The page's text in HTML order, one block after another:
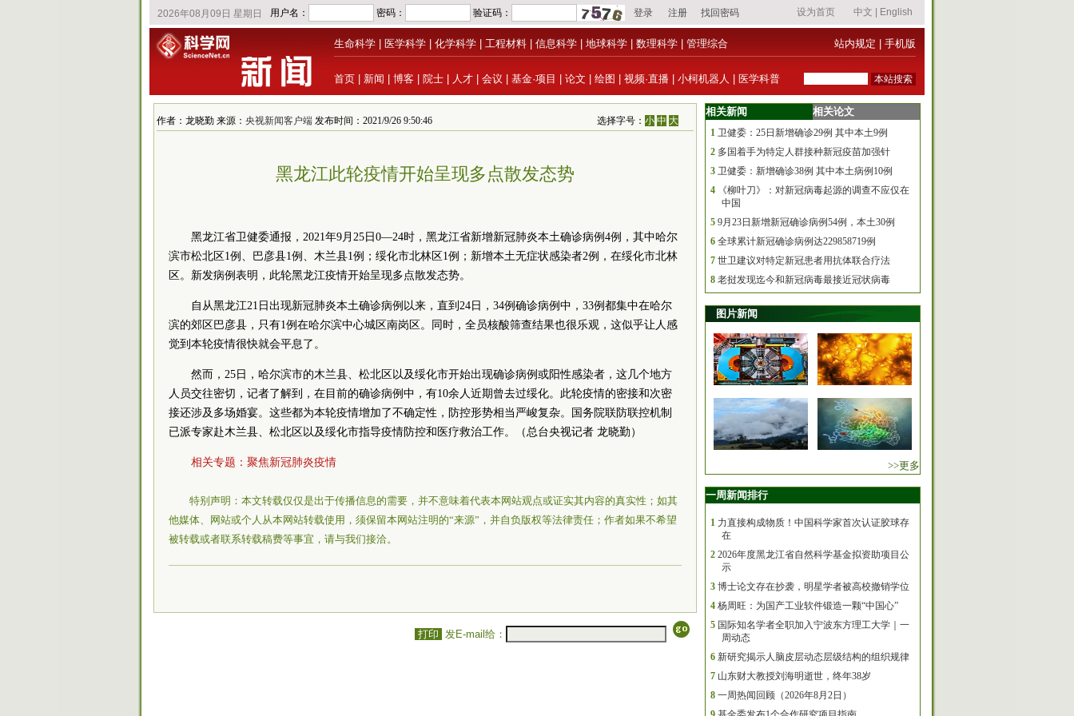
生命科学 医学科学 化学科学 工程材料 信息科学 地球科学 数理科学 管理综合 站内规定 手机版
首页 新闻 博客 院士 人才 会议 基金·项目 论文 绘图 视频·直播 小柯机器人 医学科普
作者：龙晓勤 来源： 央视新闻客户端 发布时间：2021/9/26 9:50:46 选择字号：小 中 大
黑龙江此轮疫情开始呈现多点散发态势
黑龙江省卫健委通报，2021年9月25日0—24时，黑龙江省新增新冠肺炎本土确诊病例4例，其中哈尔
滨市松北区1例、巴彦县1例、木兰县1例；绥化市北林区1例；新增本土无症状感染者2例，在绥化市北林
区。新发病例表明，此轮黑龙江疫情开始呈现多点散发态势。
自从黑龙江21日出现新冠肺炎本土确诊病例以来，直到24日，34例确诊病例中，33例都集中在哈尔
滨的郊区巴彦县，只有1例在哈尔滨中心城区南岗区。同时，全员核酸筛查结果也很乐观，这似乎让人感
觉到本轮疫情很快就会平息了。
然而，25日，哈尔滨市的木兰县、松北区以及绥化市开始出现确诊病例或阳性感染者，这几个地方
人员交往密切，记者了解到，在目前的确诊病例中，有10余人近期曾去过绥化。此轮疫情的密接和次密
接还涉及多场婚宴。这些都为本轮疫情增加了不确定性，防控形势相当严峻复杂。
国务院联防联控机制
已派专家赴木兰县、松北区以及绥化市指导疫情防控和医疗救治工作。（总台央视记者 龙晓勤）
相关专题： 聚焦新冠肺炎疫情
特别声明：本文转载仅仅是出于传播信息的需要，并不意味着代表本网站观点或证实其内容的真实性；如其
他媒体、网站或个人从本网站转载使用，须保留本网站注明的“来源”，并自负版权等法律责任；作者如果不希望
被转载或者联系转载稿费等事宜，请与我们接洽。
打印 发E-mail给：
相关新闻 相关论文
1 卫健委：25日新增确诊29例 其中本土9例
2 多国着手为特定人群接种新冠疫苗加强针
3 卫健委：新增确诊38例 其中本土病例10例
4
《柳叶刀》：对新冠病毒起源的调查不应仅在
中国
5 9月23日新增新冠确诊病例54例，本土30例
6 全球累计新冠确诊病例达229858719例
7 世卫建议对特定新冠患者用抗体联合疗法
8 老挝发现迄今和新冠病毒最接近冠状病毒
图片新闻
>>更多
一周新闻排行
1 力直接构成物质！中国科学家首次认证胶球存
在
2 2026年度黑龙江省自然科学基金拟资助项目公
示
3 博士论文存在抄袭，明星学者被高校撤销学位
4 杨周旺：为国产工业软件锻造一颗“中国心”
5 国际知名学者全职加入宁波东方理工大学｜一
周动态
6 新研究揭示人脑皮层动态层级结构的组织规律
7 山东财大教授刘海明逝世，终年38岁
8 一周热闻回顾（2026年8月2日）